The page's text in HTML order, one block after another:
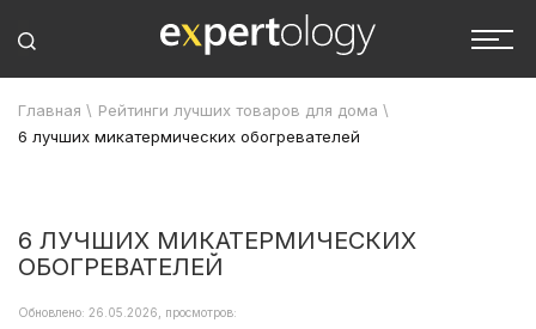
Главная \ Рейтинги лучших товаров для дома \
6 лучших микатермических обогревателей
6 ЛУЧШИХ МИКАТЕРМИЧЕСКИХ
ОБОГРЕВАТЕЛЕЙ
Обновлено: 26.05.2026, просмотров: